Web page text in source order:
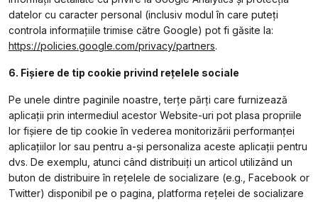
datelor cu caracter personal (inclusiv modul în care puteți
controla informațiile trimise către Google) pot fi găsite la:
https://policies.google.com/privacy/partners.
6. Fișiere de tip cookie privind rețelele sociale
Pe unele dintre paginile noastre, terţe părţi care furnizează
aplicaţii prin intermediul acestor Website-uri pot plasa propriile
lor fişiere de tip cookie în vederea monitorizării performanţei
aplicaţiilor lor sau pentru a-şi personaliza aceste aplicaţii pentru
dvs. De exemplu, atunci când distribuiţi un articol utilizând un
buton de distribuire în reţelele de socializare (e.g., Facebook or
Twitter) disponibil pe o pagina, platforma reţelei de socializare